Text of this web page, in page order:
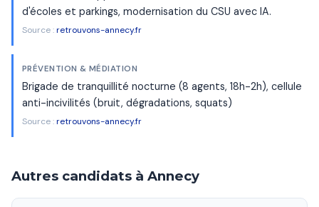
d'écoles et parkings, modernisation du CSU avec IA.
Source :retrouvons-annecy.fr
PRÉVENTION & MÉDIATION
Brigade de tranquillité nocturne (8 agents, 18h-2h), cellule
anti-incivilités (bruit, dégradations, squats)
Source :retrouvons-annecy.fr
Autres candidats à Annecy